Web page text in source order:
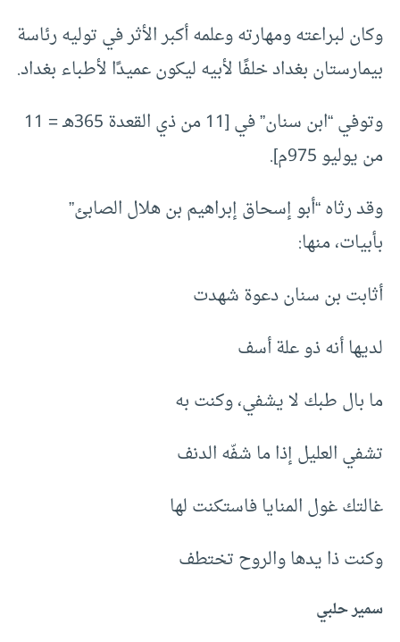
وكان لبراعته ومهارته وعلمه أكبر الأثر في توليه رئاسة
بيمارستان بغداد خلفًا لأبيه ليكون عميدًا لأطباء بغداد.
وتوفي “ابن سنان” في [11 من ذي القعدة 365هـ = 11
من يوليو 975م].
وقد رثاه “أبو إسحاق إبراهيم بن هلال الصابئ”
بأبيات، منها:
أثابت بن سنان دعوة شهدت
لديها أنه ذو علة أسف
ما بال طبك لا يشفي، وكنت به
تشفي العليل إذا ما شفّه الدنف
غالتك غول المنايا فاستكنت لها
وكنت ذا يدها والروح تختطف
سمير حلبي